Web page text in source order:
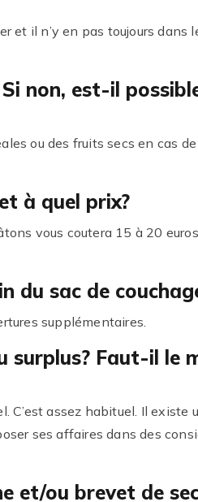
et il n’y en pas toujours dans
non, est-il
ou des fruits secs en cas
à quel prix?
vous coutera 15 à 20
du sac de
supplémentaires.
surplus? Faut-il le
assez habituel. Il existe
ses affaires dans des
et/ou brevet de